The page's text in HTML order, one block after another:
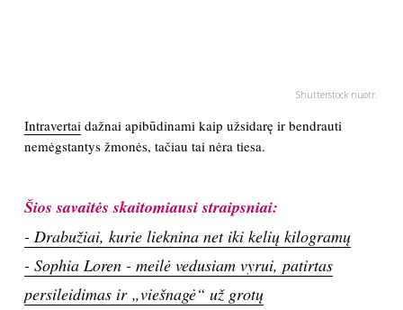
POLITIKA
KINAS
Shutterstock nuotr.
Intravertai dažnai apibūdinami kaip užsidarę ir bendrauti
nemėgstantys žmonės, tačiau tai nėra tiesa.
Šios savaitės skaitomiausi straipsniai:
- Drabužiai, kurie lieknina net iki kelių kilogramų
- Sophia Loren - meilė vedusiam vyrui, patirtas
persileidimas ir „viešnagė“ už grotų